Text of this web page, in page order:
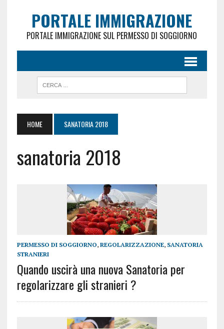
PORTALE IMMIGRAZIONE
PORTALE IMMIGRAZIONE SUL PERMESSO DI SOGGIORNO
HOME SANATORIA 2018
sanatoria 2018
PERMESSO DI SOGGIORNO, REGOLARIZZAZIONE, SANATORIA
STRANIERI
Quando uscirà una nuova Sanatoria per
regolarizzare gli stranieri ?